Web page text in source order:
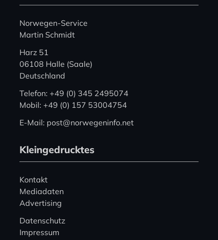
Norwegen-Service
Martin Schmidt
Harz 51
06108 Halle (Saale)
Deutschland
Telefon: +49 (0) 345 2495074
Mobil: +49 (0) 157 53004754
E-Mail: post@norwegeninfo.net
Kleingedrucktes
Kontakt
Mediadaten
Advertising
Datenschutz
Impressum